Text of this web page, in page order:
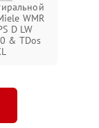
WMR
D LW
& TDos